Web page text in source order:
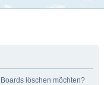
löschen möchten?